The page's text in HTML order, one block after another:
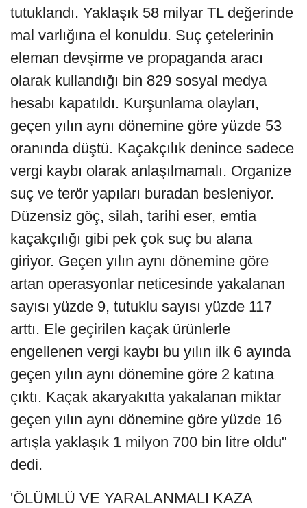
tutuklandı. Yaklaşık 58 milyar TL değerinde
mal varlığına el konuldu. Suç çetelerinin
eleman devşirme ve propaganda aracı
olarak kullandığı bin 829 sosyal medya
hesabı kapatıldı. Kurşunlama olayları,
geçen yılın aynı dönemine göre yüzde 53
oranında düştü. Kaçakçılık denince sadece
vergi kaybı olarak anlaşılmamalı. Organize
suç ve terör yapıları buradan besleniyor.
Düzensiz göç, silah, tarihi eser, emtia
kaçakçılığı gibi pek çok suç bu alana
giriyor. Geçen yılın aynı dönemine göre
artan operasyonlar neticesinde yakalanan
sayısı yüzde 9, tutuklu sayısı yüzde 117
arttı. Ele geçirilen kaçak ürünlerle
engellenen vergi kaybı bu yılın ilk 6 ayında
geçen yılın aynı dönemine göre 2 katına
çıktı. Kaçak akaryakıtta yakalanan miktar
geçen yılın aynı dönemine göre yüzde 16
artışla yaklaşık 1 milyon 700 bin litre oldu"
dedi.
'ÖLÜMLÜ VE YARALANMALI KAZA